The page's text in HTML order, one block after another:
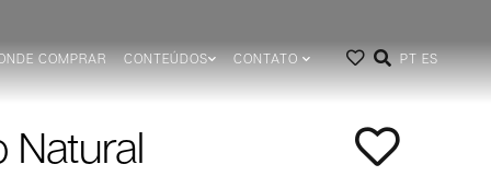
COMPRAR CONTEÚDOS CONTATO PT ES
Natural